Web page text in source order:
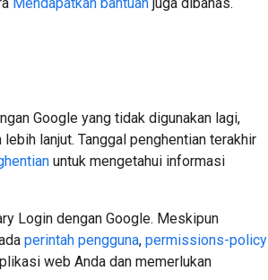
Google yang tidak digunakan lagi,
lanjut. Tanggal penghentian terakhir
untuk mengetahui informasi
Login dengan Google. Meskipun
perintah pengguna, permissions-policy
web Anda dan memerlukan